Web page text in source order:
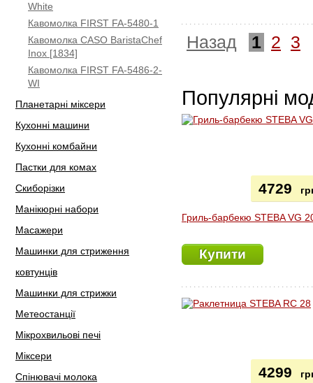
White
Кавомолка FIRST FA-5480-1
Кавомолка CASO BaristaChef
Inox [1834]
Кавомолка FIRST FA-5486-2-
WI
Планетарні міксери
Кухонні машини
Кухонні комбайни
Пастки для комах
Скиборізки
Манікюрні набори
Масажери
Машинки для стриження
ковтунців
Машинки для стрижки
Метеостанції
Мікрохвильові печі
Міксери
Спінювачі молока
Назад 1 2 3
Популярні
Гриль-барбекю STEBA VG
4729
Купити
4299